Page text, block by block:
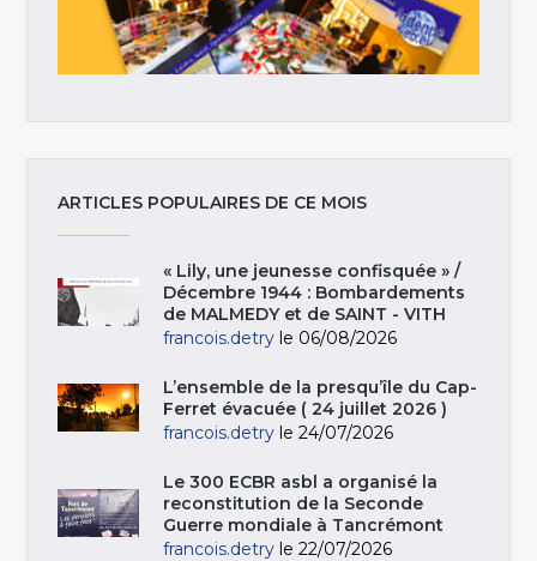
ARTICLES POPULAIRES DE CE MOIS
« Lily, une jeunesse confisquée » /
Décembre 1944 : Bombardements
de MALMEDY et de SAINT - VITH
francois.detry le 06/08/2026
L’ensemble de la presqu’île du Cap-
Ferret évacuée ( 24 juillet 2026 )
francois.detry le 24/07/2026
Le 300 ECBR asbl a organisé la
reconstitution de la Seconde
Guerre mondiale à Tancrémont
francois.detry le 22/07/2026